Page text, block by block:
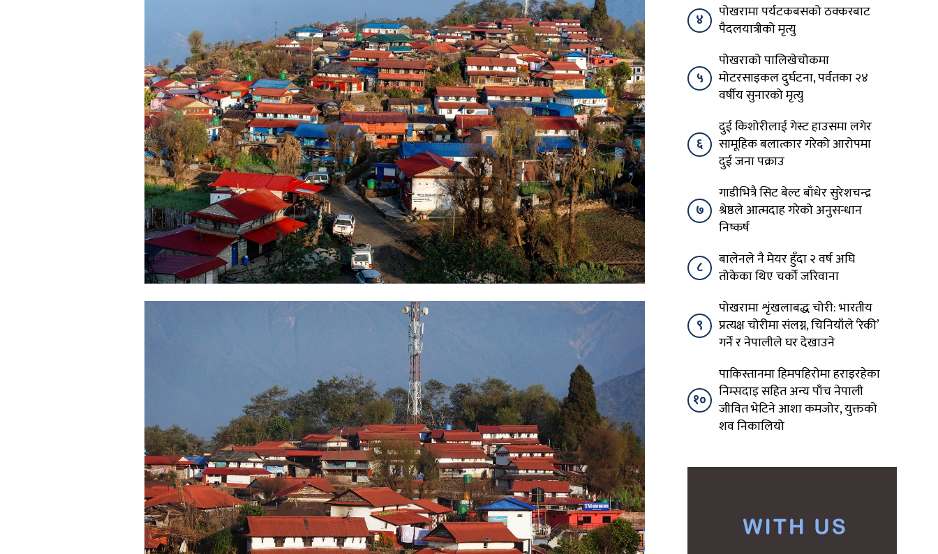
४
पोखरामा पर्यटकबसको ठक्करबाट
पैदलयात्रीको मृत्यु
५
पोखराको पालिखेचोकमा
मोटरसाइकल दुर्घटना, पर्वतका २४
वर्षीय सुनारको मृत्यु
६
दुई किशोरीलाई गेस्ट हाउसमा लगेर
सामूहिक बलात्कार गरेको आरोपमा
दुई जना पक्राउ
७
गाडीभित्रै सिट बेल्ट बाँधेर सुरेशचन्द्र
श्रेष्ठले आत्मदाह गरेको अनुसन्धान
निष्कर्ष
८
बालेनले नै मेयर हुँदा २ वर्ष अघि
तोकेका थिए चर्को जरिवाना
९
पोखरामा शृंखलाबद्ध चोरी: भारतीय
प्रत्यक्ष चोरीमा संलग्न, चिनियाँले ‘रेकी’
गर्ने र नेपालीले घर देखाउने
१०
पाकिस्तानमा हिमपहिरोमा हराइरहेका
निम्सदाइ सहित अन्य पाँच नेपाली
जीवित भेटिने आशा कमजोर, युक्तको
शव निकालियो